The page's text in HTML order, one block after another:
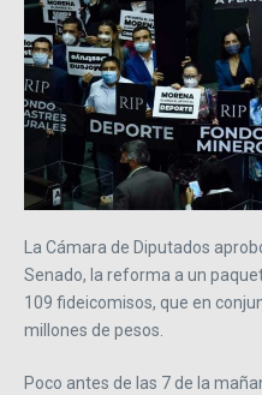
La Cámara de Diputados
Senado, la reforma a un
109 fideicomisos, que en
millones de pesos.
Poco antes de las 7 de la